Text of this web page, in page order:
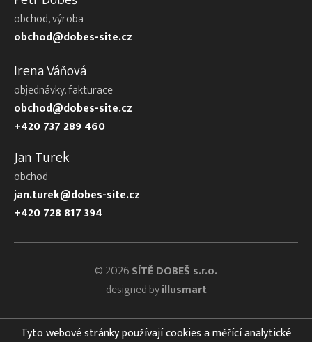
obchod, výroba
obchod@dobes-site.cz
Irena Váňová
objednávky, fakturace
obchod@dobes-site.cz
+420 737 289 460
Jan Turek
obchod
jan.turek@dobes-site.cz
+420 728 817 394
© 2026SÍTĚ DOBEŠ s.r.o.
designed byillusmart
Tyto webové stránky používají cookies a měřící analytické